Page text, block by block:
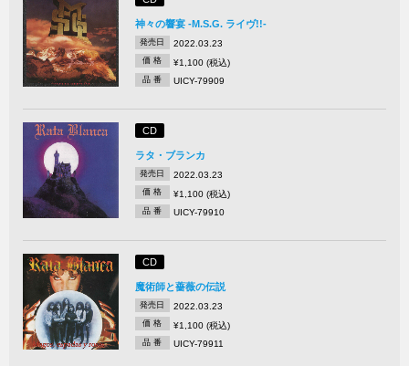
神々の響宴 -M.S.G. ライヴ!!-
発売日 2022.03.23
価 格 ¥1,100 (税込)
品 番 UICY-79909
CD
ラタ・ブランカ
発売日 2022.03.23
価 格 ¥1,100 (税込)
品 番 UICY-79910
CD
魔術師と薔薇の伝説
発売日 2022.03.23
価 格 ¥1,100 (税込)
品 番 UICY-79911